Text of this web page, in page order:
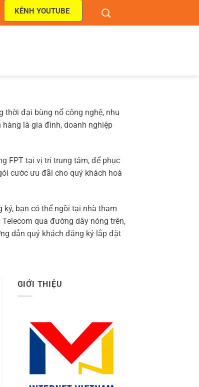
KÊNH YOUTUBE
thời đại bùng nổ công nghệ, nhu
là gia đình, doanh nghiệp
FPT tại vị trí trung tâm, để phục
cước ưu đãi cho quý khách hoà
bạn có thể ngồi tại nhà tham
qua đường dây nóng trên,
dẫn quý khách đăng ký lắp đặt
GIỚI THIỆU